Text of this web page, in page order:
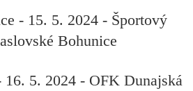
- 15. 5. 2024 - Športový
Bohunice
16. 5. 2024 - OFK Dunajská